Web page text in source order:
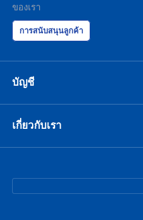
ของเรา
การสนับสนุนลูกค้า
บัญชี
เกี่ยวกับเรา